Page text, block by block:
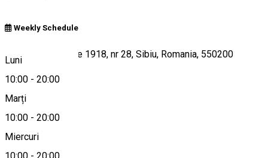
Weekly Schedule
Luni
10:00 - 20:00
Marți
10:00 - 20:00
Miercuri
Piata 1 Decembrie 1918, nr 28, Sibiu, Romania, 550200
Hartă